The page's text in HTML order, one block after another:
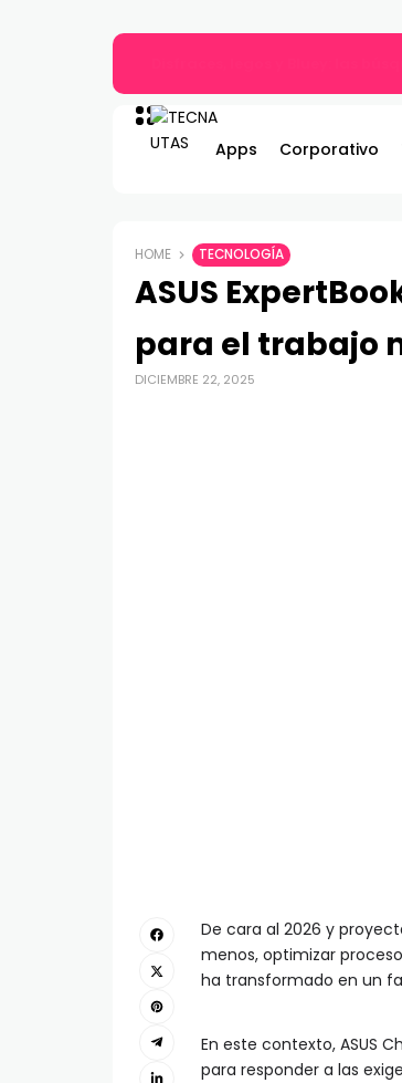
Apps Corporativo
HOME TECNOLOGÍA
ASUS
para el trabajo
DICIEMBRE 22, 2025
De cara al 2026 y
menos, optimizar
ha transformado en un
En este contexto, ASUS
para responder a las